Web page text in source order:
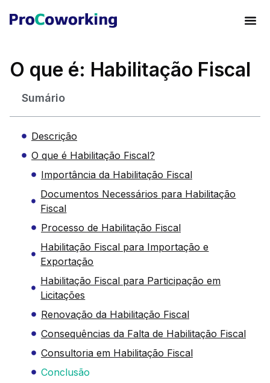
O que é: Habilitação Fiscal
Sumário
Descrição
O que é Habilitação Fiscal?
Importância da Habilitação Fiscal
Documentos Necessários para Habilitação
Fiscal
Processo de Habilitação Fiscal
Habilitação Fiscal para Importação e
Exportação
Habilitação Fiscal para Participação em
Licitações
Renovação da Habilitação Fiscal
Consequências da Falta de Habilitação Fiscal
Consultoria em Habilitação Fiscal
Conclusão